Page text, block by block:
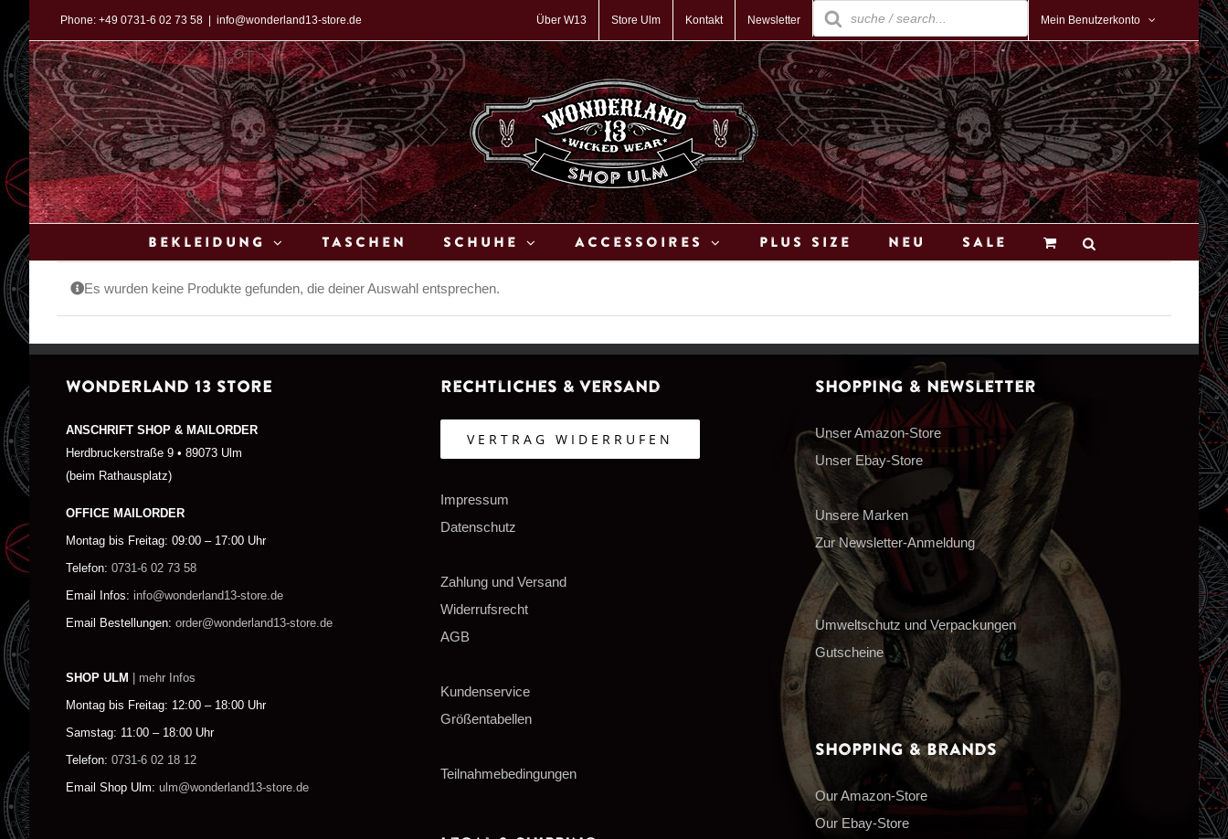
Inhalt
springen
Phone: +49 0731-6 02 73 58 info@wonderland13-store.de Über W13 Store Ulm Kontakt Newsletter
Products
search
Mein Benutzerkonto
Bekleidung Taschen Schuhe Accessoires Plus Size Neu Sale
Es wurden keine Produkte gefunden, die deiner Auswahl entsprechen.
WONDERLAND 13 STORE
ANSCHRIFT SHOP & MAILORDER
Herdbruckerstraße 9 • 89073 Ulm
(beim Rathausplatz)
OFFICE MAILORDER
Montag bis Freitag: 09:00 – 17:00 Uhr
Telefon: 0731-6 02 73 58
Email Infos: info@wonderland13-store.de
Email Bestellungen: order@wonderland13-store.de
SHOP ULM | mehr Infos
Montag bis Freitag: 12:00 – 18:00 Uhr
Samstag: 11:00 – 18:00 Uhr
Telefon: 0731-6 02 18 12
Email Shop Ulm: ulm@wonderland13-store.de
Rechtliches & Versand
VERTRAG WIDERRUFEN
Impressum
Datenschutz
Zahlung und Versand
Widerrufsrecht
AGB
Kundenservice
Größentabellen
Teilnahmebedingungen
Shopping & Newsletter
Unser Amazon-Store
Unser Ebay-Store
Unsere Marken
Zur Newsletter-Anmeldung
Umweltschutz und Verpackungen
Gutscheine
Shopping & Brands
Our Amazon-Store
Our Ebay-Store